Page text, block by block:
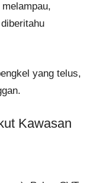
yang telus,
Kawasan